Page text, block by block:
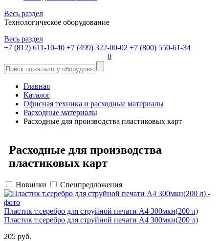
Весь раздел
Технологическое оборудование
Весь раздел
+7 (812) 611-10-40 +7 (499) 322-00-02 +7 (800) 550-61-34
0
Главная
Каталог
Офисная техника и расходные материалы
Расходные материалы
Расходные для производства пластиковых карт
Расходные для производства
пластиковых карт
Новинки Спецпредложения
Пластик т.серебро для струйной печати А4 300мкн(200 л)
Пластик т.серебро для струйной печати А4 300мкн(200 л)
205 руб.